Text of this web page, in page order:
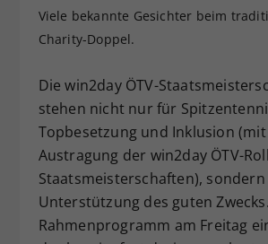
Viele bekannte Gesichter beim
Charity-Doppel.
Die win2day ÖTV-
stehen nicht nur für
Topbesetzung und Inklusion
Austragung der win2day ÖTV-
Staatsmeisterschaften),
Unterstützung des guten
Rahmenprogramm am Freitag
Zweck
Dieser Wert speichert
Einstellungen. Unter
historische
vorgenommen
Webseiten-Betreiber
hat.